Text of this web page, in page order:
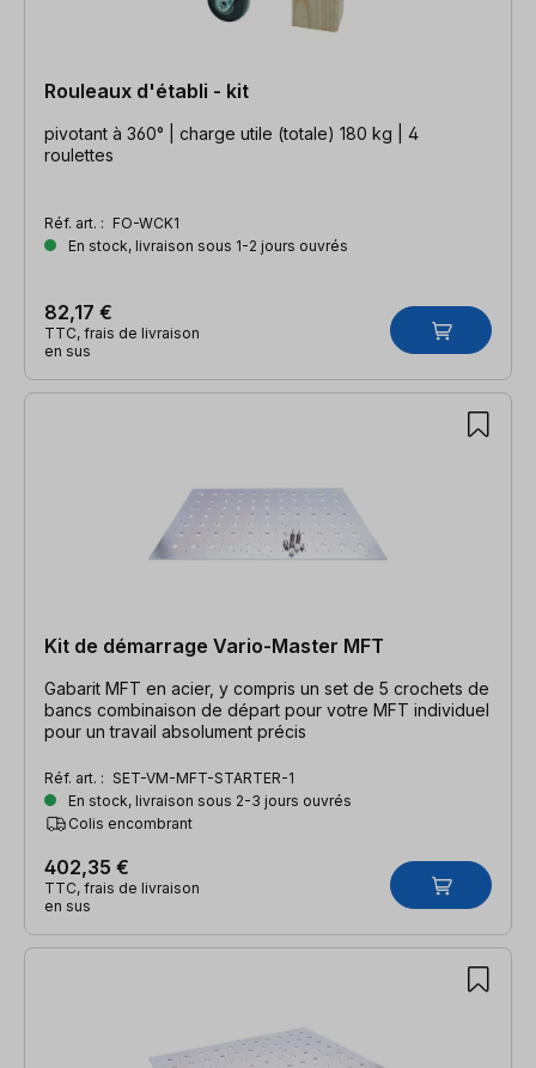
Rouleaux d'établi - kit
pivotant à 360° | charge utile (totale) 180 kg | 4
roulettes
Réf. art. : FO-WCK1
En stock, livraison sous 1-2 jours ouvrés
82,17 €
TTC, frais de livraison
en sus
Kit de démarrage Vario-Master MFT
Gabarit MFT en acier, y compris un set de 5 crochets de
bancs combinaison de départ pour votre MFT individuel
pour un travail absolument précis
Réf. art. : SET-VM-MFT-STARTER-1
En stock, livraison sous 2-3 jours ouvrés
Colis encombrant
402,35 €
TTC, frais de livraison
en sus